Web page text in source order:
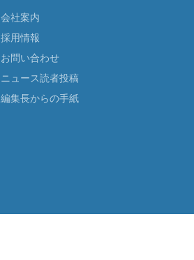
会社案内
採用情報
お問い合わせ
ニュース読者投稿
編集長からの手紙